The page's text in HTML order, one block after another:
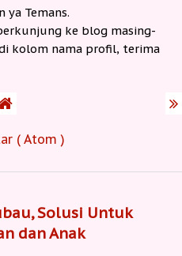
Temans.
ke blog masing-
kolom nama profil, terima
( Atom )
Solusi Untuk
dan Anak